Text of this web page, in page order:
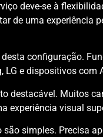
deve-se à
de uma experiência
configuração.
e dispositivos com
destacável. Muitos
experiência visual
simples. Precisa